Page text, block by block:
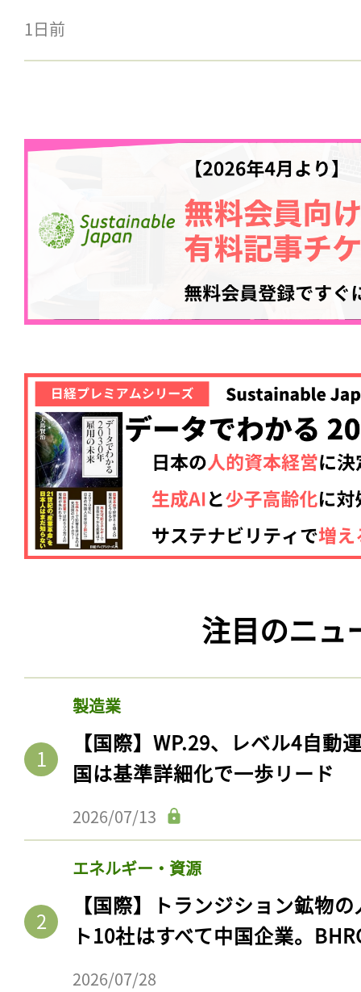
1日前
注目のニュ
製造業
【国際】WP.29、レベル4自動
国は基準詳細化で一歩リード
2026/07/13
エネルギー・資源
【国際】トランジション鉱物
ト10社はすべて中国企業。
2026/07/28